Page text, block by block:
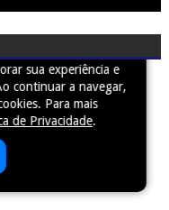
sua experiência e
continuar a navegar,
Para mais
de Privacidade.